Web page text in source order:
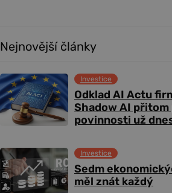
Nejnovější články
Odklad AI Actu
Shadow AI
povinnosti už
Investice
Sedm
měl znát každý
Investice